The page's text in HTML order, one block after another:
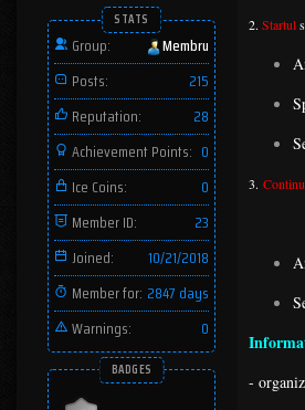
STATS
Group:
Membru
Posts:
215
Reputation:
28
Achievement Points: 0
Ice Coins:
0
Member ID:
23
Joined:
10/21/2018
Member for: 2847 days
Warnings:
0
BADGES
2. Startul
3.
-